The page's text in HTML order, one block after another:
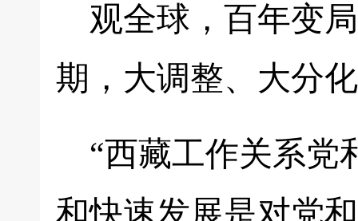
观全球，百年变
期，大调整、大分
“西藏工作关系党
和快速发展是对党